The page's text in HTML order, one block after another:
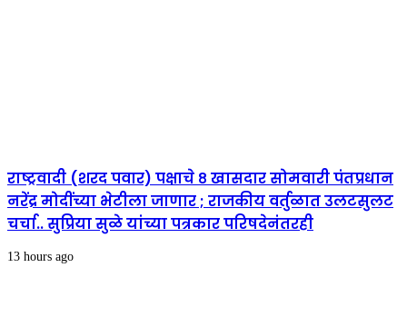
राष्ट्रवादी (शरद पवार) पक्षाचे ८ खासदार सोमवारी पंतप्रधान
नरेंद्र मोदींच्या भेटीला जाणार ; राजकीय वर्तुळात उलटसुलट
चर्चा.. सुप्रिया सुळे यांच्या पत्रकार परिषदेनंतरही
13 hours ago